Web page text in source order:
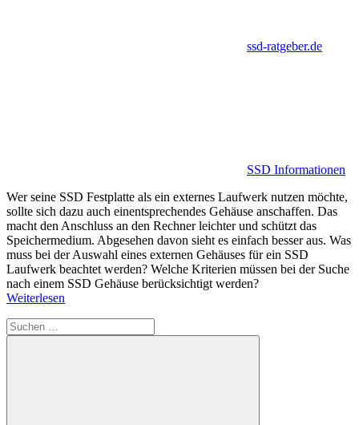
ssd-ratgeber.de
SSD Informationen
Wer seine SSD Festplatte als ein externes Laufwerk nutzen möchte,
sollte sich dazu auch einentsprechendes Gehäuse anschaffen. Das
macht den Anschluss an den Rechner leichter und schützt das
Speichermedium. Abgesehen davon sieht es einfach besser aus. Was
muss bei der Auswahl eines externen Gehäuses für ein SSD
Laufwerk beachtet werden? Welche Kriterien müssen bei der Suche
nach einem SSD Gehäuse berücksichtigt werden?
Weiterlesen
Suchen
nach: